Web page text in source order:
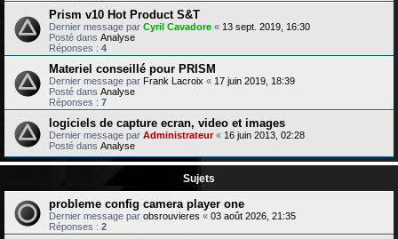
Prism v10 Hot Product S&T
Dernier message par Cyril Cavadore « 13 sept. 2019, 16:30
Posté dans Analyse
Réponses : 4
Materiel conseillé pour PRISM
Dernier message par Frank Lacroix « 17 juin 2019, 18:39
Posté dans Analyse
Réponses : 7
logiciels de capture ecran, video et images
Dernier message par Administrateur« 16 juin 2013, 02:28
Posté dans Analyse
Sujets
probleme config camera player one
Dernier message par obsrouvieres « 03 août 2026, 21:35
Réponses : 2